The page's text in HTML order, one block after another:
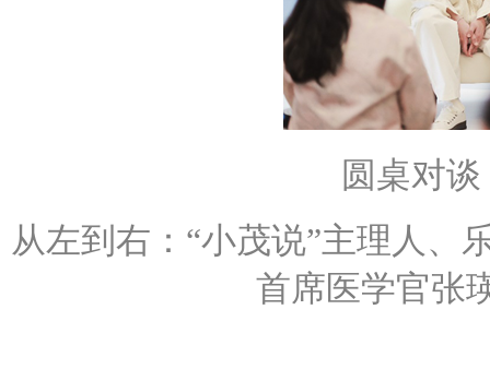
圆桌对
从左到右：“小茂说”主理人、
首席医学官张